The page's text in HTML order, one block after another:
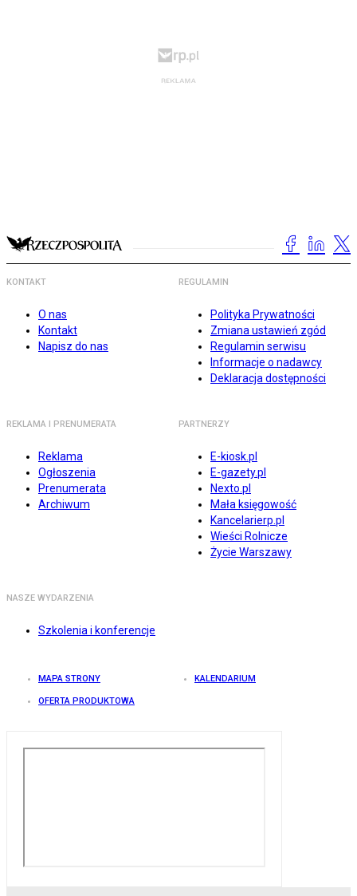
KONTAKT
O nas
Kontakt
Napisz do nas
REGULAMIN
Polityka Prywatności
Zmiana ustawień zgód
Regulamin serwisu
Informacje o nadawcy
Deklaracja dostępności
REKLAMA I PRENUMERATA
Reklama
Ogłoszenia
Prenumerata
Archiwum
PARTNERZY
E-kiosk.pl
E-gazety.pl
Nexto.pl
Mała księgowość
Kancelarierp.pl
Wieści Rolnicze
Życie Warszawy
NASZE WYDARZENIA
Szkolenia i konferencje
MAPA STRONY KALENDARIUM
OFERTA PRODUKTOWA